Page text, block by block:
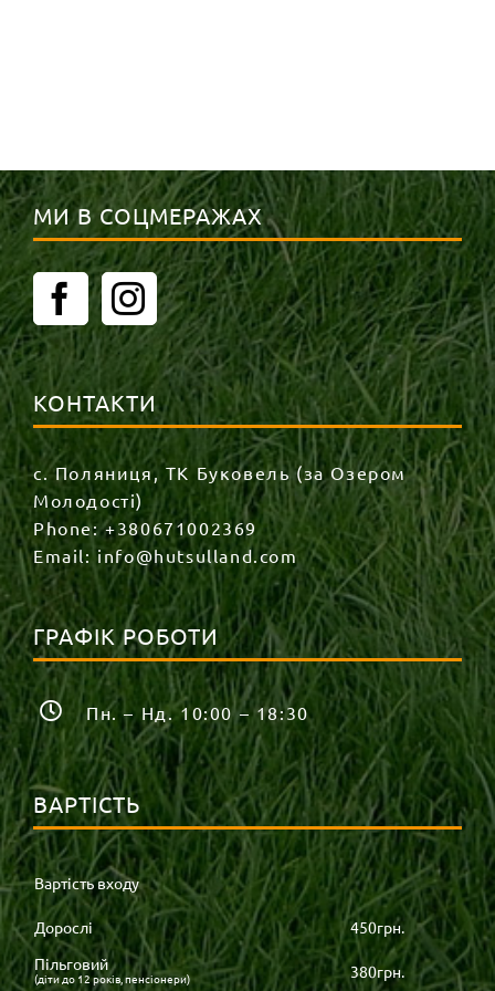
МИ В СОЦМЕРАЖАХ
КОНТАКТИ
с. Поляниця, ТК Буковель (за Озером
Молодості)
Phone:+380671002369
Email: info@hutsulland.com
ГРАФІК РОБОТИ
Пн. – Нд. 10:00 – 18:30
ВАРТІСТЬ
Вартість входу
Дорослі
450грн.
Пільговий
(діти до 12 років, пенсіонери) 380грн.